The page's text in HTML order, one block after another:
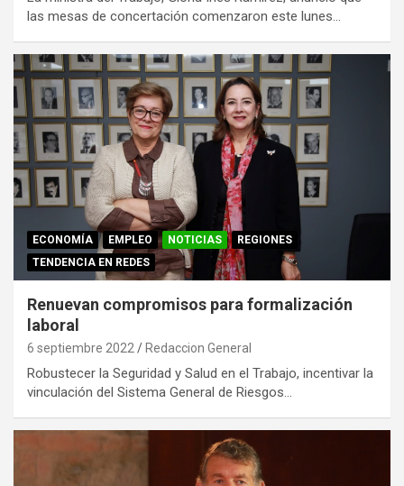
las mesas de concertación comenzaron este lunes…
ECONOMÍA EMPLEO NOTICIAS
REGIONES
TENDENCIA EN REDES
Renuevan compromisos para formalización
laboral
6 septiembre 2022 Redaccion General
Robustecer la Seguridad y Salud en el Trabajo, incentivar la
vinculación del Sistema General de Riesgos…